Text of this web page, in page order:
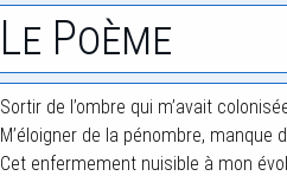
Le Poème
Sortir de l’ombre qui m’avait
M’éloigner de la pénombre, manque
Cet enfermement nuisible à mon